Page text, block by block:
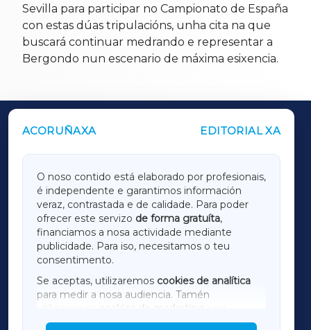
Sevilla para participar no Campionato de España
con estas dúas tripulacións, unha cita na que
buscará continuar medrando e representar a
Bergondo nun escenario de máxima esixencia.
ACORUÑAXA EDITORIAL XA
O noso contido está elaborado por profesionais,
é independente e garantimos información
veraz, contrastada e de calidade. Para poder
ofrecer este servizo de forma gratuíta,
financiamos a nosa actividade mediante
publicidade. Para iso, necesitamos o teu
consentimento.
Se aceptas, utilizaremos cookies de analítica
para medir a nosa audiencia. Tamén
utilizaremos
cookies de marketing
mostrar publicidade de terceiros.
OUTROS PERIÓDICOS
LUGOXA
TERRACHAXA
AMARIÑAXA